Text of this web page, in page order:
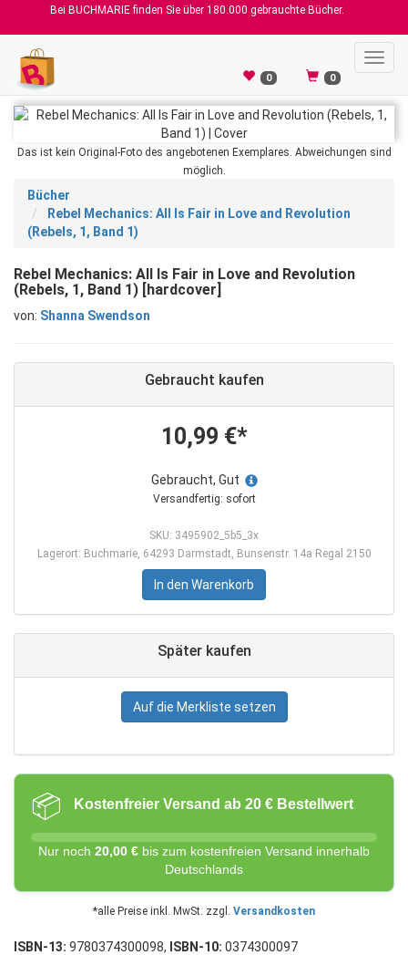
Bei BUCHMARIE finden Sie über 180.000 gebrauchte Bücher.
0 0
Das ist kein Original-Foto des angebotenen Exemplares. Abweichungen sind
möglich.
Bücher
Rebel Mechanics: All Is Fair in Love and Revolution
(Rebels, 1, Band 1)
Rebel Mechanics: All Is Fair in Love and Revolution
(Rebels, 1, Band 1) [hardcover]
von: Shanna Swendson
Gebraucht kaufen
10,99 €*
Gebraucht, Gut
Versandfertig: sofort
SKU: 3495902_5b5_3x
Lagerort: Buchmarie, 64293 Darmstadt, Bunsenstr. 14a Regal 2150
In den Warenkorb
Später kaufen
Auf die Merkliste setzen
📦 Kostenfreier Versand ab 20 € Bestellwert
Nur noch 20,00 € bis zum kostenfreien Versand innerhalb
Deutschlands
*alle Preise inkl. MwSt. zzgl. Versandkosten
ISBN-13: 9780374300098, ISBN-10: 0374300097